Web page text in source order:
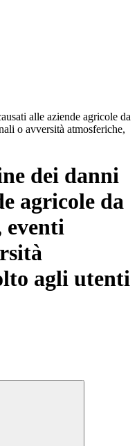
alle aziende agricole da
o avversità atmosferiche,
dei danni
agricole da
agli utenti